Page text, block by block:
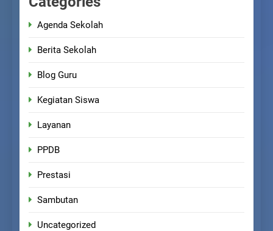
Agenda Sekolah
Berita Sekolah
Blog Guru
Kegiatan Siswa
Layanan
PPDB
Prestasi
Sambutan
Uncategorized